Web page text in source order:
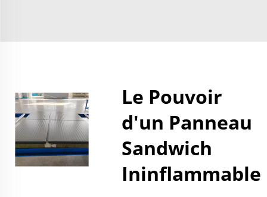
Le Pouvoir
d'un Panneau
Sandwich
Ininflammable